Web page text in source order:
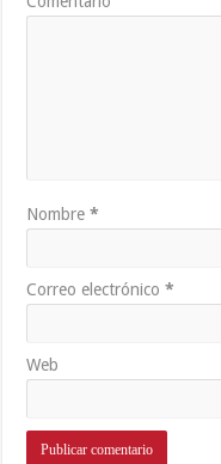
Nombre*
Correo electrónico*
Web